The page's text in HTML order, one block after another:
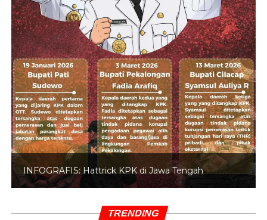
INFOGRAFIS: Hattrick KPK di Jawa Tengah
TRENDING